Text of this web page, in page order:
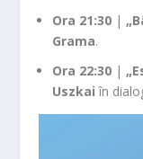
Ora 21:30 |
Grama.
Ora 22:30 |
Uszkai în